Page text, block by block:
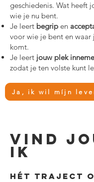
geschiedenis. Wat heeft
wie je nu bent.
Je leert begrip en
voor wie je bent en waar
komt.
Je leert jouw plek
zodat je ten volste kunt
Ja, ik wil míjn
VIND
IK
hét traject